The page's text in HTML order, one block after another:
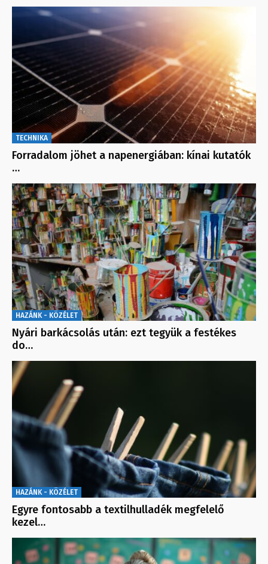
TECHNIKA
Forradalom jöhet a napenergiában: kínai kutatók
…
HAZÁNK - KÖZÉLET
Nyári barkácsolás után: ezt tegyük a festékes
do…
HAZÁNK - KÖZÉLET
Egyre fontosabb a textilhulladék megfelelő
kezel…